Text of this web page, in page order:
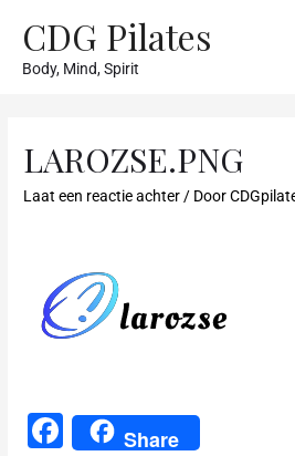
CDG Pilates
Body, Mind, Spirit
LAROZSE.PNG
Laat een reactie achter/ Door
F
Share